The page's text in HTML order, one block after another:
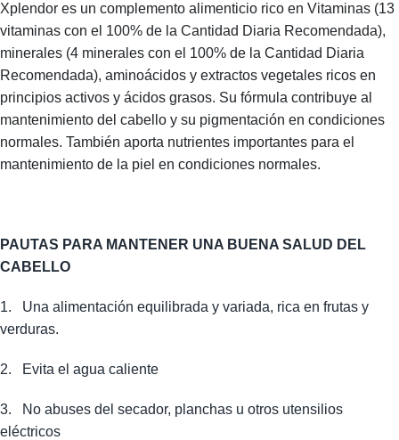
Xplendor es un complemento alimenticio rico en Vitaminas (13
vitaminas con el 100% de la Cantidad Diaria Recomendada),
minerales (4 minerales con el 100% de la Cantidad Diaria
Recomendada), aminoácidos y extractos vegetales ricos en
principios activos y ácidos grasos. Su fórmula contribuye al
mantenimiento del cabello y su pigmentación en condiciones
normales. También aporta nutrientes importantes para el
mantenimiento de la piel en condiciones normales.
PAUTAS PARA MANTENER UNA BUENA SALUD DEL
CABELLO
1.
Una alimentación equilibrada y variada, rica en frutas y
verduras.
2. Evita el agua caliente
3.
No abuses del secador, planchas u otros utensilios
eléctricos